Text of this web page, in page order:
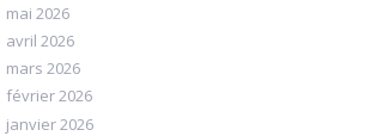
mai 2026
avril 2026
mars 2026
février 2026
janvier 2026